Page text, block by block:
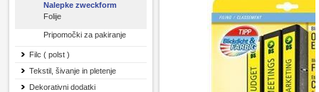
Nalepke zweckform
Folije
Pripomočki za pakiranje
Filc ( polst )
Tekstil, šivanje in pletenje
Dekorativni dodatki